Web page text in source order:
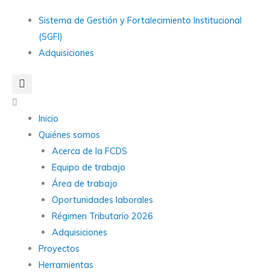
contenido
Main
Sistema de Gestión y Fortalecimiento Institucional
(SGFI)
Adquisiciones
Main
Menu
Inicio
Quiénes somos
Acerca de la FCDS
Equipo de trabajo
Área de trabajo
Oportunidades laborales
Régimen Tributario 2026
Adquisiciones
Proyectos
Herramientas